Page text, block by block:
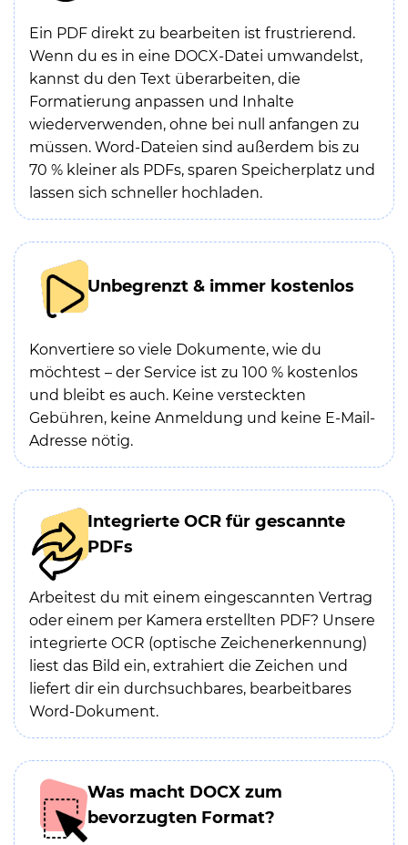
Ein PDF direkt zu bearbeiten ist frustrierend.
Wenn du es in eine DOCX-Datei umwandelst,
kannst du den Text überarbeiten, die
Formatierung anpassen und Inhalte
wiederverwenden, ohne bei null anfangen zu
müssen. Word-Dateien sind außerdem bis zu
70 % kleiner als PDFs, sparen Speicherplatz und
lassen sich schneller hochladen.
Unbegrenzt & immer kostenlos
Konvertiere so viele Dokumente, wie du
möchtest – der Service ist zu 100 % kostenlos
und bleibt es auch. Keine versteckten
Gebühren, keine Anmeldung und keine E-Mail-
Adresse nötig.
Integrierte OCR für gescannte
PDFs
Arbeitest du mit einem eingescannten Vertrag
oder einem per Kamera erstellten PDF? Unsere
integrierte OCR (optische Zeichenerkennung)
liest das Bild ein, extrahiert die Zeichen und
liefert dir ein durchsuchbares, bearbeitbares
Word-Dokument.
Was macht DOCX zum
bevorzugten Format?